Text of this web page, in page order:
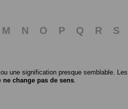
M N O P Q R S
une signification presque semblable. Les
ne change pas de sens